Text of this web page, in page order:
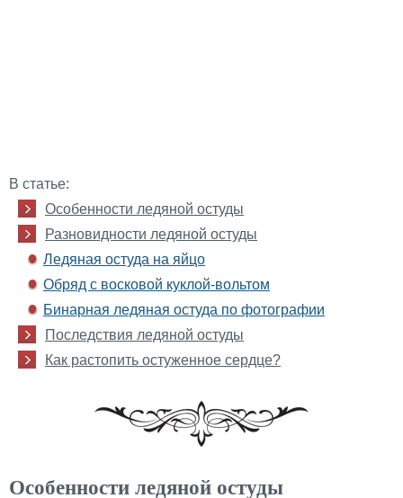
В статье:
Особенности ледяной остуды
Разновидности ледяной остуды
Ледяная остуда на яйцо
Обряд с восковой куклой-вольтом
Бинарная ледяная остуда по фотографии
Последствия ледяной остуды
Как растопить остуженное сердце?
Особенности ледяной остуды